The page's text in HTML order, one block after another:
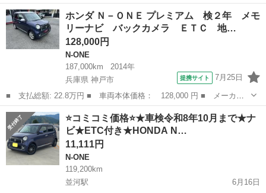
ONEで上位グレードのプレミアムLパッケージになります。 現車確
認、試乗は可能ですのでお問い合わせの方、よろしくお願いいたしま
す。 内外装洗...
京都 京都市 東野駅 車両
ホンダ Ｎ－ＯＮＥ プレミアム 検２年 メモ
リーナビ バックカメラ ＥＴＣ 地…
128,000円
N-ONE
187,000km
2014年
兵庫県 神戸市
提携サイト 7月25日
■ 支払総額: 22.8万円 ■ 車両本体価格： 128,000 円 ■ メーカー
名： ホンダ ■ 車種名： Ｎ－ＯＮＥ ■ グレード名： プレミア
ム 検２年 メモリーナビ バックカメラ ＥＴＣ 地デジ アルミ
■ 排気量...
兵庫 神戸市
⭐️コミコミ価格⭐️★車検令和8年10月まで★ナ
ビ★ETC付き★HONDA N…
11,111円
N-ONE
119,200km
並河駅
6月16日